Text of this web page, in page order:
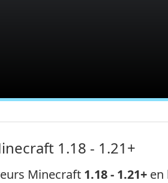
1.18 - 1.21+
Minecraft 1.18 - 1.21+en